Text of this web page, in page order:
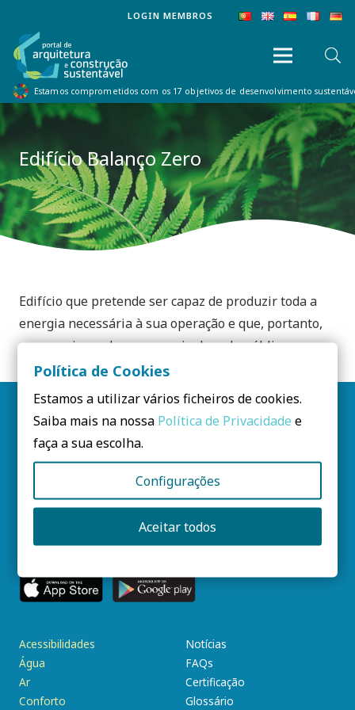
LOGIN MEMBROS
Estamos comprometidos com os 17 objetivos de desenvolvimento
Edifício Balanço Zero
Edifício que pretende ser capaz de produzir toda a
energia necessária à sua operação e que, portanto,
requereria nenhuma energia da rede pública.
Siga-nos
SUBSCREVA AQUI
Acessibilidades
Água
Ar
Conforto
Notícias
FAQs
Certificação
Glossário
Política de Cookies
Estamos a utilizar vários ficheiros de cookies.
Saiba mais na nossa Política de Privacidade e
faça a sua escolha.
Configurações
Aceitar todos